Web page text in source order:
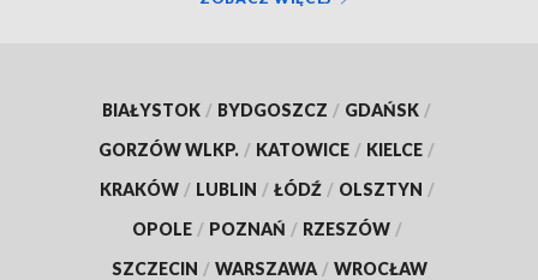
BIAŁYSTOK / BYDGOSZCZ / GDAŃSK /
GORZÓW WLKP. / KATOWICE / KIELCE /
KRAKÓW / LUBLIN / ŁÓDŹ / OLSZTYN /
OPOLE / POZNAŃ / RZESZÓW /
SZCZECIN / WARSZAWA / WROCŁAW